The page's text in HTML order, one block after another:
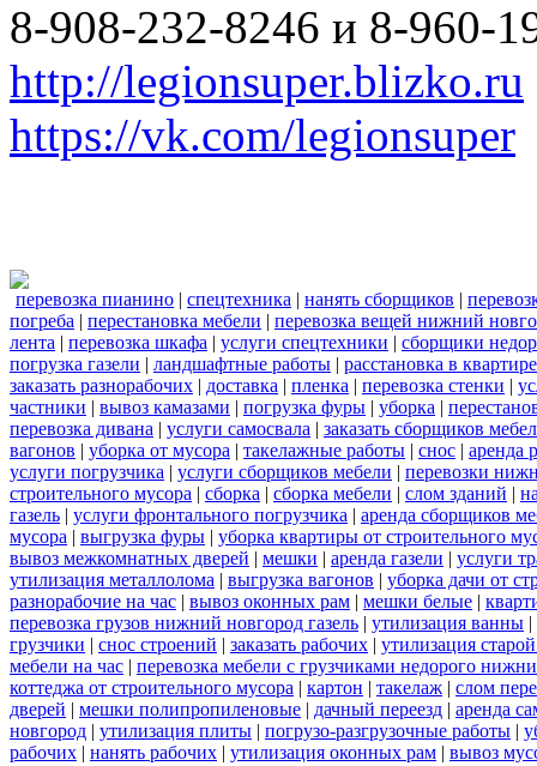
8-908-232-8246 и 8-960-
http://legionsuper.blizko.ru
https://vk.com/legionsuper
перевозка пианино | спецтехника | нанять сборщиков |
погреба | перестановка мебели | перевозка вещей нижний
лента | перевозка шкафа | услуги спецтехники | сборщики
погрузка газели | ландшафтные работы | расстановка в квартире
заказать разнорабочих | доставка | пленка | перевозка стенки |
частники | вывоз камазами | погрузка фуры | уборка |
перевозка дивана | услуги самосвала | заказать сборщиков
вагонов | уборка от мусора | такелажные работы | снос | аренда
услуги погрузчика | услуги сборщиков мебели | перевозки
строительного мусора | сборка | сборка мебели | слом зданий |
газель | услуги фронтального погрузчика | аренда сборщиков
мусора | выгрузка фуры | уборка квартиры от строительного
вывоз межкомнатных дверей | мешки | аренда газели | услуги
утилизация металлолома | выгрузка вагонов | уборка дачи от
разнорабочие на час | вывоз оконных рам | мешки белые |
перевозка грузов нижний новгород газель | утилизация ванны |
грузчики | снос строений | заказать рабочих | утилизация
мебели на час | перевозка мебели с грузчиками недорого
коттеджа от строительного мусора | картон | такелаж | слом
дверей | мешки полипропиленовые | дачный переезд | аренда
новгород | утилизация плиты | погрузо-разгрузочные работы |
рабочих | нанять рабочих | утилизация оконных рам | вывоз